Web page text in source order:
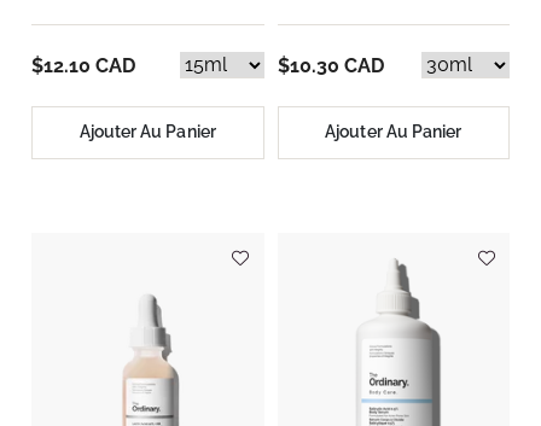
$12.10 CAD
Ajouter Au Panier
$10.30 CAD
Ajouter Au Panier